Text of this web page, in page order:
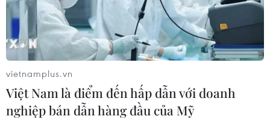
Lở đất tại Philippines khiến ít nhất 4
người thiệt mạng
06/08/2026 15:06
vietnamplus.vn
Việt Nam là điểm đến hấp dẫn với doanh
nghiệp bán dẫn hàng đầu của Mỹ